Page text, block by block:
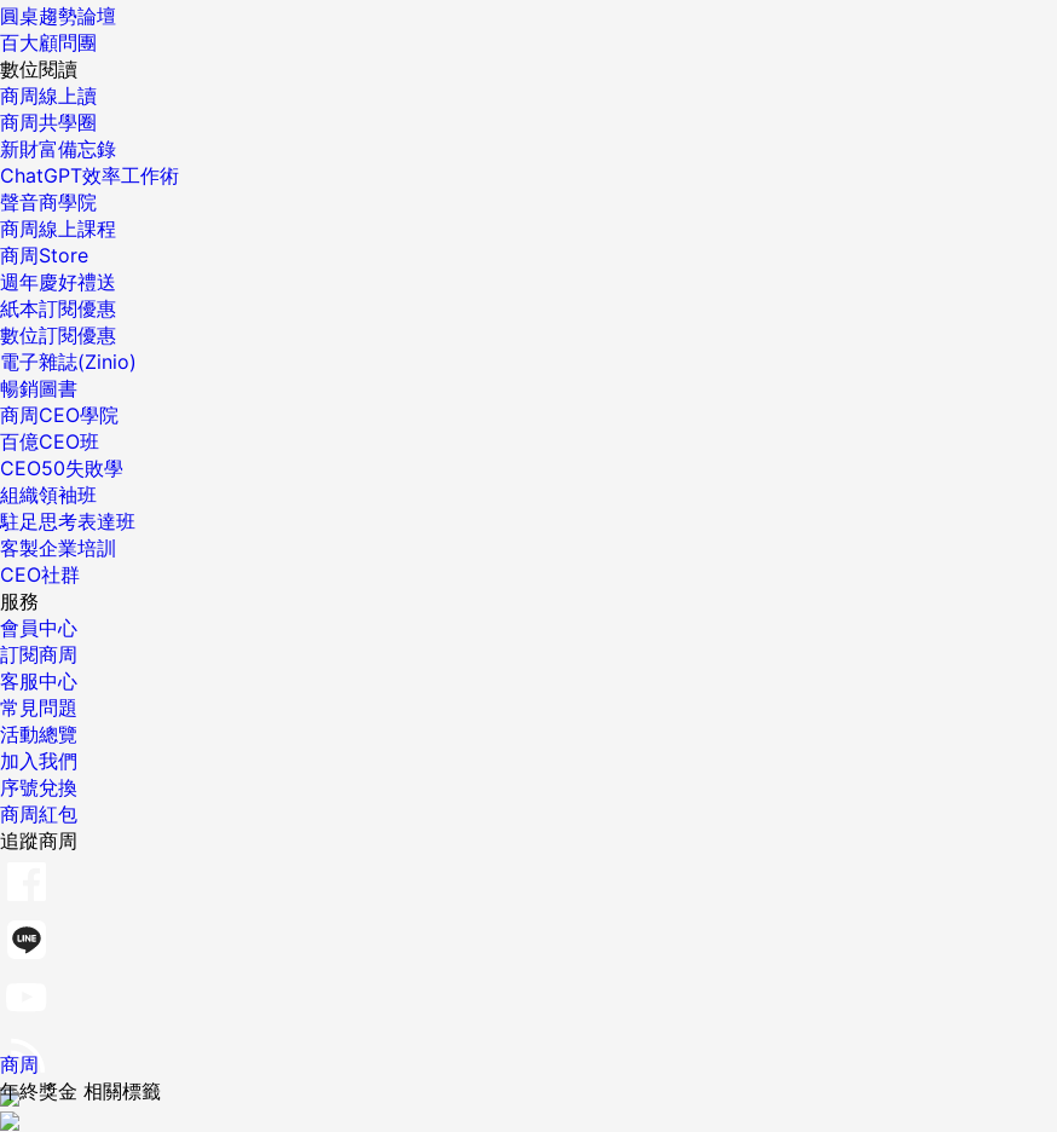
圓桌趨勢論壇
百大顧問團
數位閱讀
商周線上讀
商周共學圈
新財富備忘錄
ChatGPT效率工作術
聲音商學院
商周線上課程
商周Store
週年慶好禮送
紙本訂閱優惠
數位訂閱優惠
電子雜誌(Zinio)
暢銷圖書
商周CEO學院
百億CEO班
CEO50失敗學
組織領袖班
駐足思考表達班
客製企業培訓
CEO社群
服務
會員中心
訂閱商周
客服中心
常見問題
活動總覽
加入我們
序號兌換
商周紅包
追蹤商周
商周
年終獎金 相關標籤